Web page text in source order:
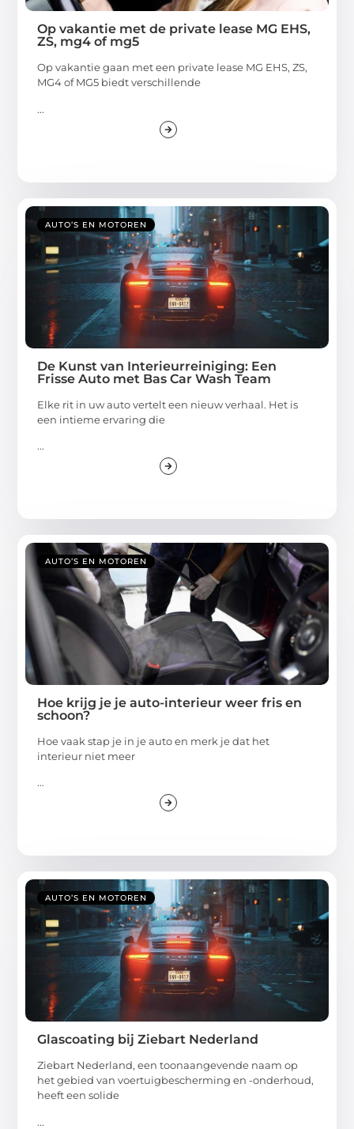
Op vakantie met de private lease MG EHS,
ZS, mg4 of mg5
Op vakantie gaan met een private lease MG EHS, ZS,
MG4 of MG5 biedt verschillende
...
AUTO’S EN MOTOREN
De Kunst van Interieurreiniging: Een
Frisse Auto met Bas Car Wash Team
Elke rit in uw auto vertelt een nieuw verhaal. Het is
een intieme ervaring die
...
AUTO’S EN MOTOREN
Hoe krijg je je auto-interieur weer fris en
schoon?
Hoe vaak stap je in je auto en merk je dat het
interieur niet meer
...
AUTO’S EN MOTOREN
Glascoating bij Ziebart Nederland
Ziebart Nederland, een toonaangevende naam op
het gebied van voertuigbescherming en -onderhoud,
heeft een solide
...